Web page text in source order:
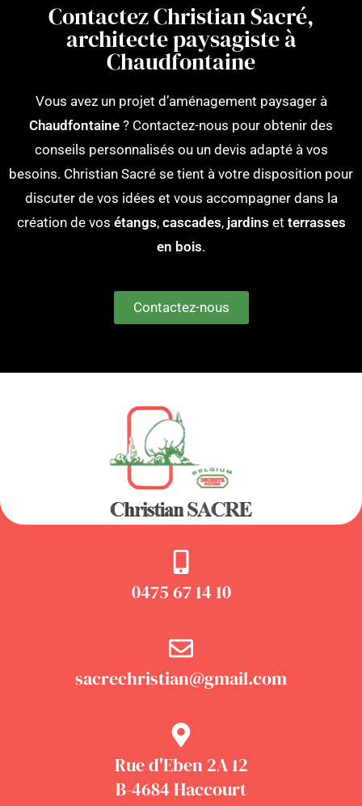
Contactez Christian Sacré,
architecte paysagiste à
Chaudfontaine
Vous avez un projet d’aménagement paysager à
Chaudfontaine ? Contactez-nous pour obtenir des
conseils personnalisés ou un devis adapté à vos
besoins. Christian Sacré se tient à votre disposition pour
discuter de vos idées et vous accompagner dans la
création de vos étangs, cascades, jardins et terrasses
en bois.
Contactez-nous
0475 67 14 10
sacrechristian@gmail.com
Rue d'Eben 2A 12
B-4684 Haccourt